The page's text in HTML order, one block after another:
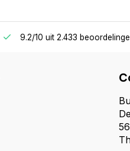
9.2/10 uit 2.433